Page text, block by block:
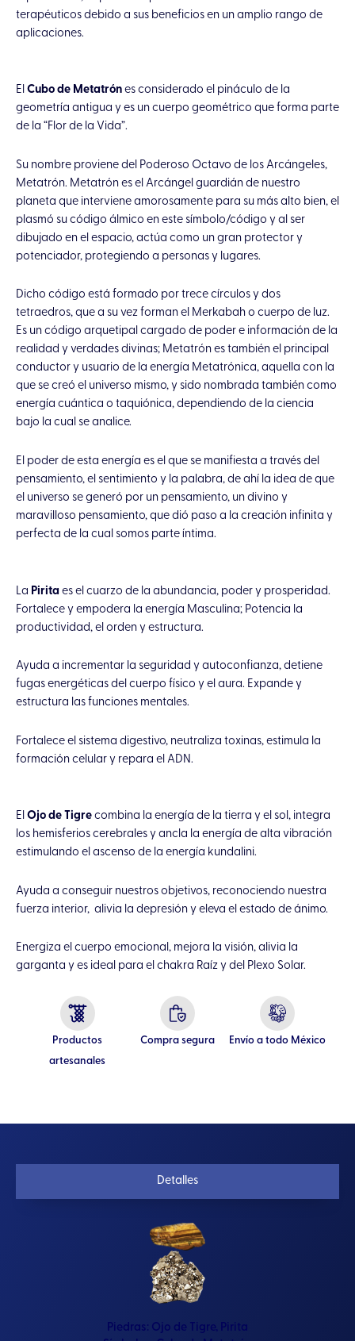
terapéuticos debido a sus beneficios en un amplio rango de
aplicaciones.
El Cubo de Metatrón es considerado el pináculo de la
geometría antigua y es un cuerpo geométrico que forma parte
de la “Flor de la Vida”.
Su nombre proviene del Poderoso Octavo de los Arcángeles,
Metatrón. Metatrón es el Arcángel guardián de nuestro
planeta que interviene amorosamente para su más alto bien, el
plasmó su código álmico en este símbolo/código y al ser
dibujado en el espacio, actúa como un gran protector y
potenciador, protegiendo a personas y lugares.
Dicho código está formado por trece círculos y dos
tetraedros, que a su vez forman el Merkabah o cuerpo de luz.
Es un código arquetipal cargado de poder e información de la
realidad y verdades divinas; Metatrón es también el principal
conductor y usuario de la energía Metatrónica, aquella con la
que se creó el universo mismo, y sido nombrada también como
energía cuántica o taquiónica, dependiendo de la ciencia
bajo la cual se analice.
El poder de esta energía es el que se manifiesta a través del
pensamiento, el sentimiento y la palabra, de ahí la idea de que
el universo se generó por un pensamiento, un divino y
maravilloso pensamiento, que dió paso a la creación infinita y
perfecta de la cual somos parte íntima.
La Pirita es el cuarzo de la abundancia, poder y prosperidad.
Fortalece y empodera la energía Masculina; Potencia la
productividad, el orden y estructura.
Ayuda a incrementar la seguridad y autoconfianza, detiene
fugas energéticas del cuerpo físico y el aura. Expande y
estructura las funciones mentales.
Fortalece el sistema digestivo, neutraliza toxinas, estimula la
formación celular y repara el ADN.
El Ojo de Tigre combina la energía de la tierra y el sol, integra
los hemisferios cerebrales y ancla la energía de alta vibración
estimulando el ascenso de la energía kundalini.
Ayuda a conseguir nuestros objetivos, reconociendo nuestra
fuerza interior, alivia la depresión y eleva el estado de ánimo.
Energiza el cuerpo emocional, mejora la visión, alivia la
garganta y es ideal para el chakra Raíz y del Plexo Solar.
Productos
artesanales
Compra segura Envío a todo México
Detalles
Piedras: Ojo de Tigre, Pirita